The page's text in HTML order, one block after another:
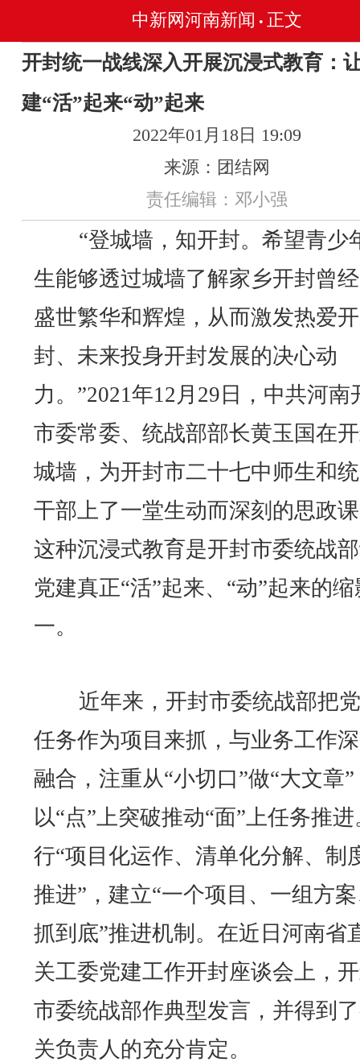
中新网河南新闻 • 正文
开封统一战线深入开展沉浸式教育：
建“活”起来“动”起来
2022年01月18日 19:09
来源：团结网
责任编辑：邓小强
“登城墙，知开封。希望青少
生能够透过城墙了解家乡开封曾
盛世繁华和辉煌，从而激发热爱开
封、未来投身开封发展的决心动
力。”2021年12月29日，中共河南
市委常委、统战部部长黄玉国在
城墙，为开封市二十七中师生和
干部上了一堂生动而深刻的思政
这种沉浸式教育是开封市委统战
党建真正“活”起来、“动”起来的
一。
近年来，开封市委统战部把
任务作为项目来抓，与业务工作
融合，注重从“小切口”做“大文章”
以“点”上突破推动“面”上任务推
行“项目化运作、清单化分解、制
推进”，建立“一个项目、一组方
抓到底”推进机制。在近日河南省
关工委党建工作开封座谈会上，
市委统战部作典型发言，并得到
关负责人的充分肯定。